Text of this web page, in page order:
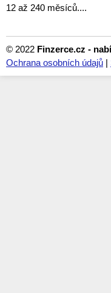
12 až 240 měsíců....
© 2022 Finzerce.cz -
Ochrana osobních údajů |